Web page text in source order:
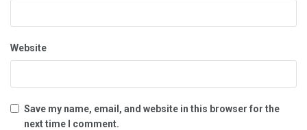
Website
Save my name, email, and website in this browser for the
next time I comment.